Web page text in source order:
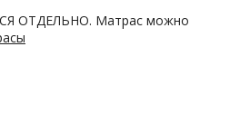
ОТДЕЛЬНО. Матрас можно